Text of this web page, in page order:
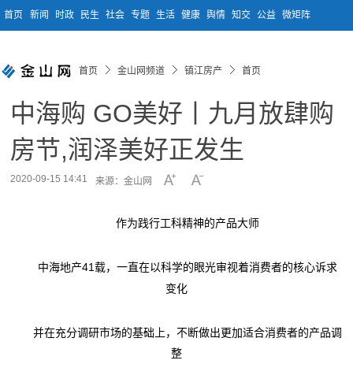
首页 新闻 时政 民生 社会 专题 生活 健康 舆情 知交 公益 微矩阵
首页 金山网频道 镇江房产 首页
中海购 GO美好丨九月放肆购
房节,润泽美好正发生
2020-09-15 14:41 来源：金山网
作为践行工科精神的产品大师
中海地产41载，一直在以科学的眼光审视着消费者的核心诉求
变化
并在充分调研市场的基础上，不断做出更加适合消费者的产品调
整